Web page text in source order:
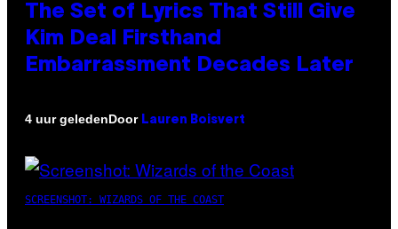
The Set of Lyrics That Still Give
Kim Deal Firsthand
Embarrassment Decades Later
4 uur geledenDoor Lauren Boisvert
SCREENSHOT: WIZARDS OF THE COAST